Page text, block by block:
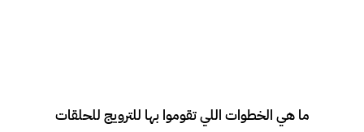
ما هي الخطوات اللي تقوموا بها للترويج للحلقات
نقوم بإعداد خطة ترويجية متكاملة تشمل محتوى توعوى عن الحلقات
والفيديوهات الجديدة عبر منصات التواصل الاجتماعي، البريد الإلكتروني